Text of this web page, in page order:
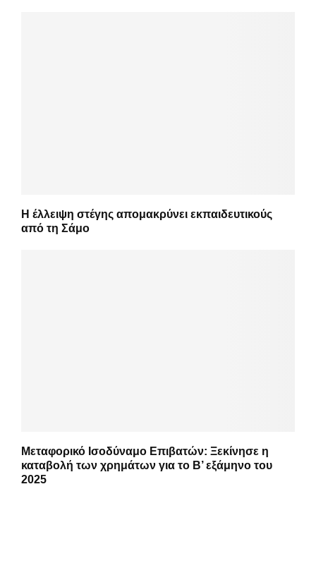
Η έλλειψη στέγης απομακρύνει εκπαιδευτικούς
από τη Σάμο
Μεταφορικό Ισοδύναμο Επιβατών: Ξεκίνησε η
καταβολή των χρημάτων για το Β’ εξάμηνο του
2025